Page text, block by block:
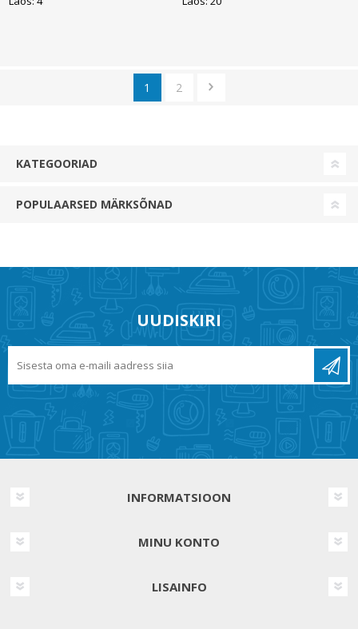
1 2
KATEGOORIAD
POPULAARSED MÄRKSÕNAD
UUDISKIRI
INFORMATSIOON
MINU KONTO
LISAINFO